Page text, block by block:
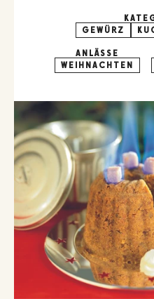
GEWÜRZ
ANLÄSSE
WEIHNACHTEN